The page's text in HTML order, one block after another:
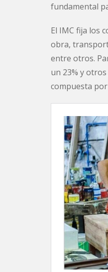
fundamental
El IMC fija los
obra,
entre otros.
un 23% y
compuesta